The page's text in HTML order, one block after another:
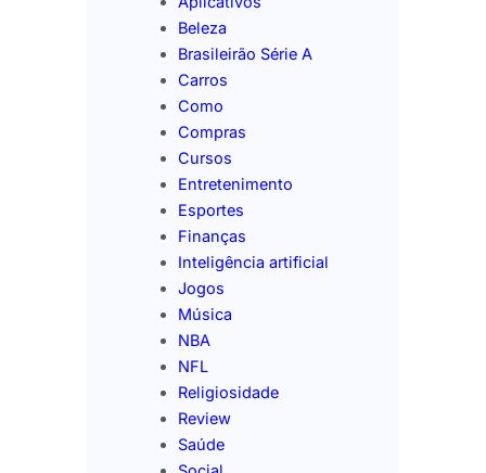
Beleza
Brasileirão Série A
Carros
Como
Compras
Cursos
Entretenimento
Esportes
Finanças
Inteligência artificial
Jogos
Música
NBA
NFL
Religiosidade
Review
Saúde